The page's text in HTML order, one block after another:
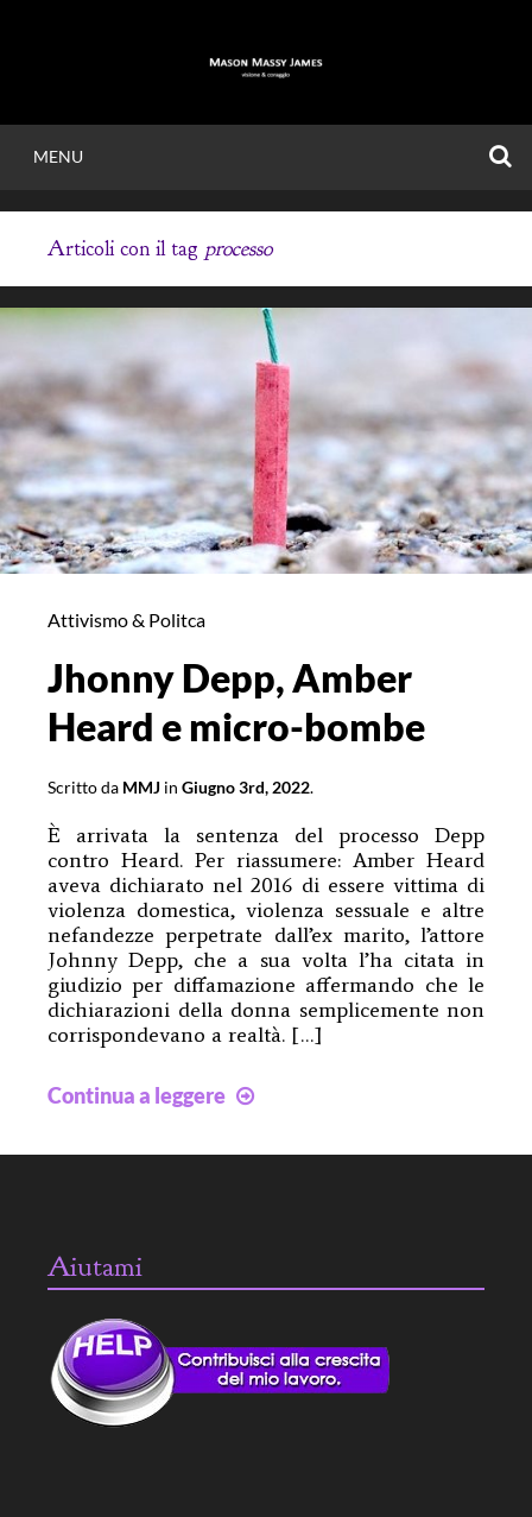
MASON MASSY
JAMES
Visione & Coraggio.
MENU
Articoli con il tag processo
Attivismo & Politca
Jhonny Depp, Amber
Heard e micro-bombe
Scritto da MMJ in Giugno 3rd, 2022.
È arrivata la sentenza del processo Depp
contro Heard. Per riassumere: Amber Heard
aveva dichiarato nel 2016 di essere vittima di
violenza domestica, violenza sessuale e altre
nefandezze perpetrate dall’ex marito, l’attore
Johnny Depp, che a sua volta l’ha citata in
giudizio per diffamazione affermando che le
dichiarazioni della donna semplicemente non
corrispondevano a realtà. […]
Continua a leggere
Amber
bombe
Aiutami